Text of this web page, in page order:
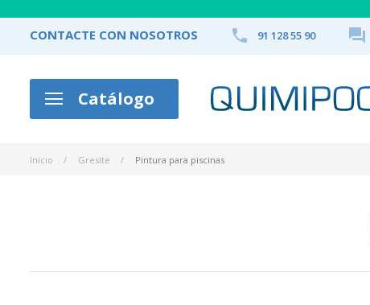
CONTACTE CON NOSOTROS  91 128 55 90 
Catálogo
Inicio Gresite Pintura para piscinas